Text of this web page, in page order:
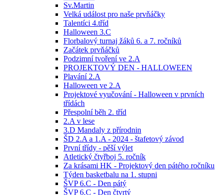
Sv.Martin
Velká událost pro naše prvňáčky
Talentíci 4.tříd
Halloween 3.C
Florbalový turnaj žáků 6. a 7. ročníků
Začátek prvňáčků
Podzimní tvoření ve 2.A
PROJEKTOVÝ DEN - HALLOWEEN
Plavání 2.A
Halloween ve 2.A
Projektové vyučování - Halloween v prvních
třídách
Přespolní běh 2. tříd
2.A v lese
3.D Mandaly z přírodnin
ŠD 2.A a 1.A - 2024 - štafetový závod
První třídy - pěší výlet
Atletický čtyřboj 5. ročník
Za krásami HK - Projektový den pátého ročníku
Týden basketbalu na 1. stupni
ŠVP 6.C - Den pátý
ŠVP 6.C - Den čtvrtý